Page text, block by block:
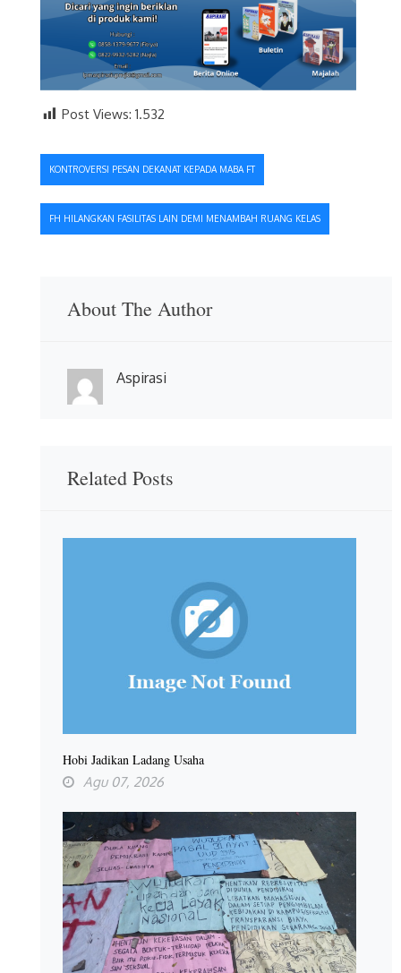
Post Views: 1.532
Navigasi
pos
KONTROVERSI PESAN DEKANAT KEPADA MABA FT
FH HILANGKAN FASILITAS LAIN DEMI MENAMBAH RUANG KELAS
About The Author
Aspirasi
Related Posts
Hobi Jadikan Ladang Usaha
Agu 07, 2026